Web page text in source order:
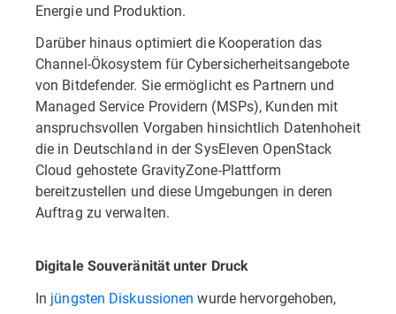
Energie und Produktion.
Darüber hinaus optimiert die Kooperation das
Channel-Ökosystem für Cybersicherheitsangebote
von Bitdefender. Sie ermöglicht es Partnern und
Managed Service Providern (MSPs), Kunden mit
anspruchsvollen Vorgaben hinsichtlich Datenhoheit
die in Deutschland in der SysEleven OpenStack
Cloud gehostete GravityZone-Plattform
bereitzustellen und diese Umgebungen in deren
Auftrag zu verwalten.
Digitale Souveränität unter Druck
In jüngsten Diskussionen wurde hervorgehoben,